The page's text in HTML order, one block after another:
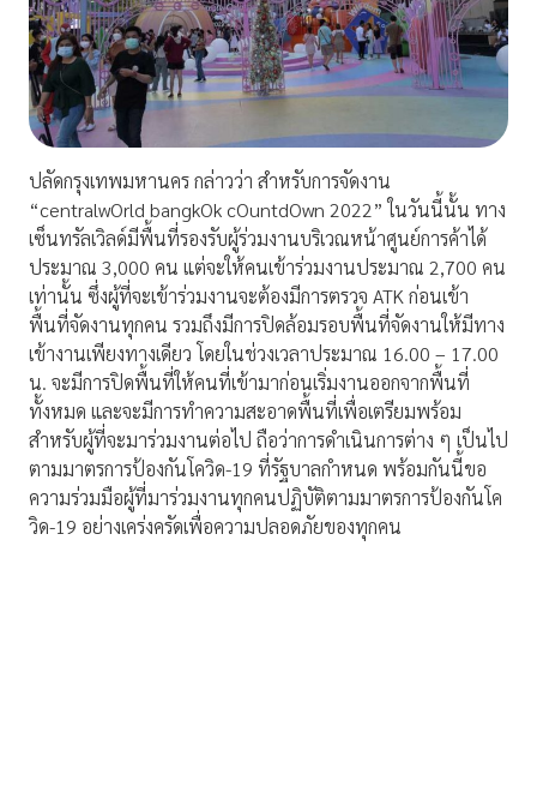
ปลัดกรุงเทพมหานคร กล่าวว่า สำหรับการจัดงาน
“centralwOrld bangkOk cOuntdOwn 2022” ในวันนี้นั้น ทาง
เซ็นทรัลเวิลด์มีพื้นที่รองรับผู้ร่วมงานบริเวณหน้าศูนย์การค้าได้
ประมาณ 3,000 คน แต่จะให้คนเข้าร่วมงานประมาณ 2,700 คน
เท่านั้น ซึ่งผู้ที่จะเข้าร่วมงานจะต้องมีการตรวจ ATK ก่อนเข้า
พื้นที่จัดงานทุกคน รวมถึงมีการปิดล้อมรอบพื้นที่จัดงานให้มีทาง
เข้างานเพียงทางเดียว โดยในช่วงเวลาประมาณ 16.00 – 17.00
น. จะมีการปิดพื้นที่ให้คนที่เข้ามาก่อนเริ่มงานออกจากพื้นที่
ทั้งหมด และจะมีการทำความสะอาดพื้นที่เพื่อเตรียมพร้อม
สำหรับผู้ที่จะมาร่วมงานต่อไป ถือว่าการดำเนินการต่าง ๆ เป็นไป
ตามมาตรการป้องกันโควิด-19 ที่รัฐบาลกำหนด พร้อมกันนี้ขอ
ความร่วมมือผู้ที่มาร่วมงานทุกคนปฏิบัติตามมาตรการป้องกันโค
วิด-19 อย่างเคร่งครัดเพื่อความปลอดภัยของทุกคน